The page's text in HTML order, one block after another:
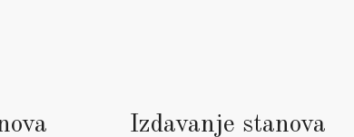
Izdavanje stanova